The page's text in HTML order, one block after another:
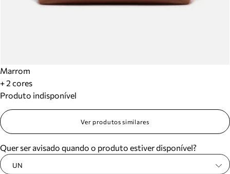
Marrom
+ 2 cores
Produto indisponível
Ver produtos similares
Quer ser avisado quando o produto estiver disponível?
UN